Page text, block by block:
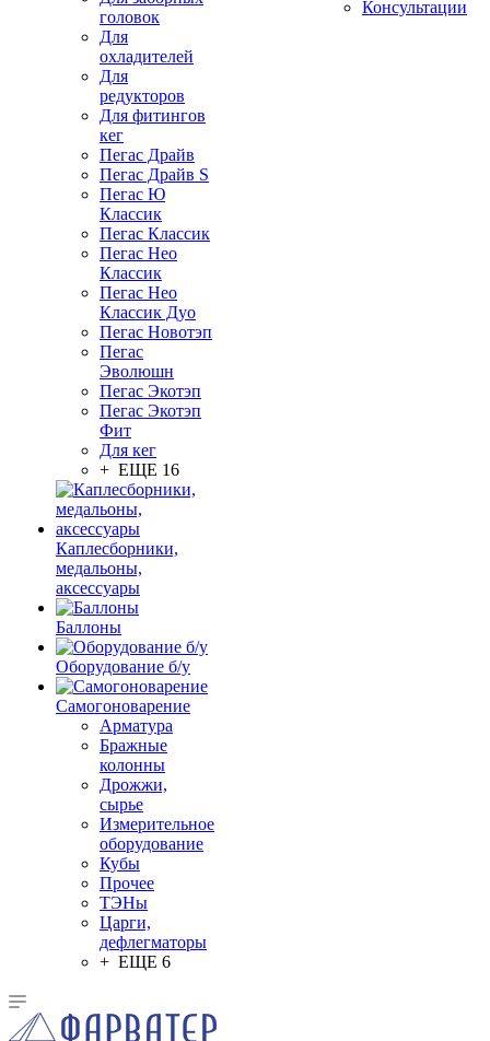
головок
Для
охладителей
Для
редукторов
Для фитингов
кег
Пегас Драйв
Пегас Драйв S
Пегас Ю
Классик
Пегас Классик
Пегас Нео
Классик
Пегас Нео
Классик Дуо
Пегас Новотэп
Пегас
Эволюшн
Пегас Экотэп
Пегас Экотэп
Фит
Для кег
+ ЕЩЕ 16
Каплесборники,
медальоны,
аксессуары
Баллоны
Оборудование б/у
Самогоноварение
Арматура
Бражные
колонны
Дрожжи,
сырье
Измерительное
оборудование
Кубы
Прочее
ТЭНы
Царги,
дефлегматоры
+ ЕЩЕ 6
Консультации